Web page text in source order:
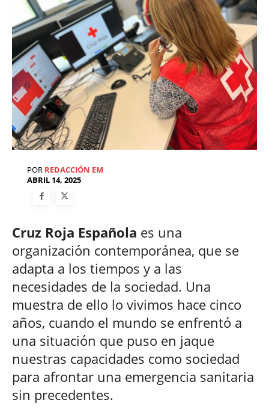
POR REDACCIÓN EM
ABRIL 14, 2025
Cruz Roja Española es una
organización contemporánea, que se
adapta a los tiempos y a las
necesidades de la sociedad. Una
muestra de ello lo vivimos hace cinco
años, cuando el mundo se enfrentó a
una situación que puso en jaque
nuestras capacidades como sociedad
para afrontar una emergencia sanitaria
sin precedentes.